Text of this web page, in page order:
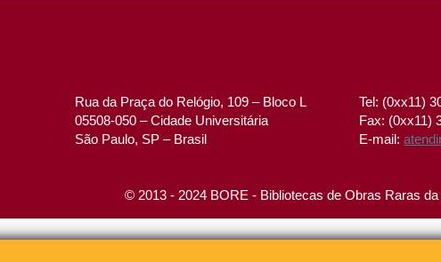
Rua da Praça do Relógio, 109 – Bloco L
05508-050 – Cidade Universitária
São Paulo, SP – Brasil
Tel: (0xx11)
Fax: (0xx11)
E-mail:
© 2013 - 2024 BORE - Bibliotecas de Obras Raras